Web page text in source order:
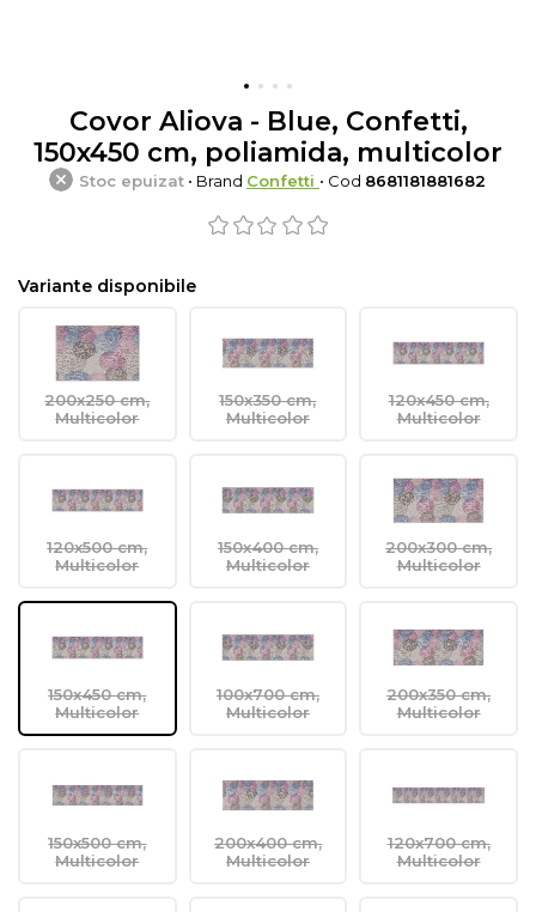
Covor Aliova - Blue, Confetti,
150x450 cm, poliamida, multicolor
Stoc epuizat • Brand Confetti • Cod 8681181881682
Variante disponibile
200x250 cm,
Multicolor
150x350 cm,
Multicolor
120x450 cm,
Multicolor
120x500 cm,
Multicolor
150x400 cm,
Multicolor
200x300 cm,
Multicolor
150x450 cm,
Multicolor
100x700 cm,
Multicolor
200x350 cm,
Multicolor
150x500 cm,
Multicolor
200x400 cm,
Multicolor
120x700 cm,
Multicolor